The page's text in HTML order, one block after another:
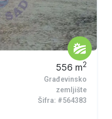
556 m2
Građevinsko
zemljište
Šifra: #564383